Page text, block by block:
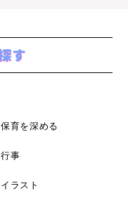
保育を深める
行事
イラスト